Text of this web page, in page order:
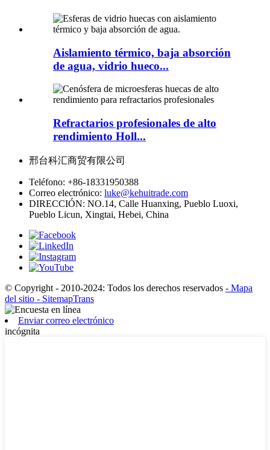
Aislamiento térmico, baja absorción
de agua, vidrio hueco...
Refractarios profesionales de alto
rendimiento Holl...
邢台科汇商贸有限公司
Teléfono: +86-18331950388
Correo electrónico: luke@kehuitrade.com
DIRECCIÓN: NO.14, Calle Huanxing, Pueblo Luoxi,
Pueblo Licun, Xingtai, Hebei, China
© Copyright - 2010-2024: Todos los derechos reservados - Mapa
del sitio - SitemapTrans
Enviar correo electrónico
incógnita